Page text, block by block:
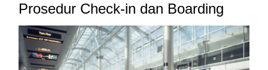
Prosedur Check-in dan Boarding